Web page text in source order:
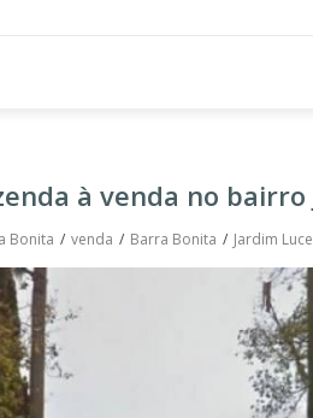
à venda no
Bonita venda Barra Bonita Jardim